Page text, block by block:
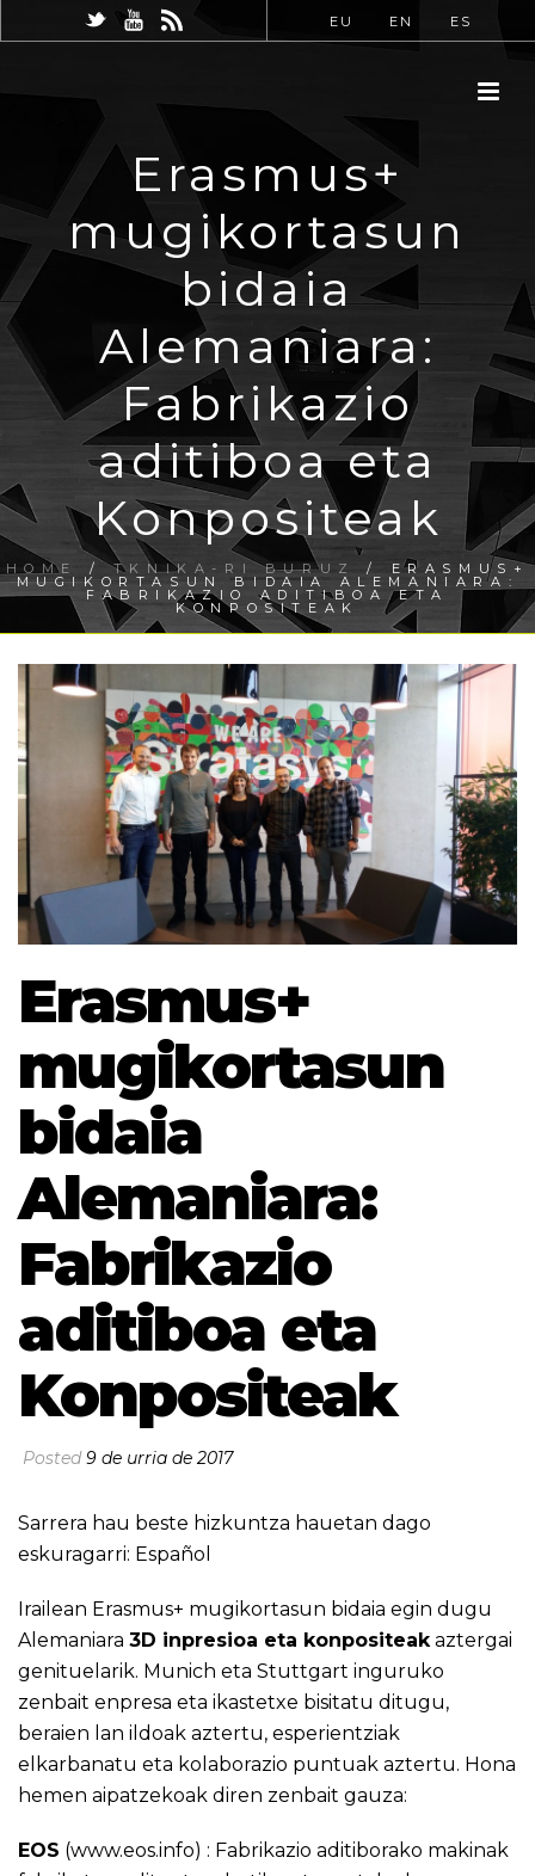
EU EN ES
Erasmus+
mugikortasun
bidaia
Alemaniara:
Fabrikazio
aditiboa eta
Konpositeak
HOME /TKNIKA-RI BURUZ / ERASMUS+
MUGIKORTASUN BIDAIA ALEMANIARA:
FABRIKAZIO ADITIBOA ETA
KONPOSITEAK
Erasmus+
mugikortasun
bidaia
Alemaniara:
Fabrikazio
aditiboa eta
Konpositeak
Posted9 de urria de 2017
Sarrera hau beste hizkuntza hauetan dago
eskuragarri: Español
Irailean Erasmus+ mugikortasun bidaia egin dugu
Alemaniara 3D inpresioa eta konpositeakaztergai
genituelarik. Munich eta Stuttgart inguruko
zenbait enpresa eta ikastetxe bisitatu ditugu,
beraien lan ildoak aztertu, esperientziak
elkarbanatu eta kolaborazio puntuak aztertu. Hona
hemen aipatzekoak diren zenbait gauza:
EOS (www.eos.info) : Fabrikazio aditiborako makinak